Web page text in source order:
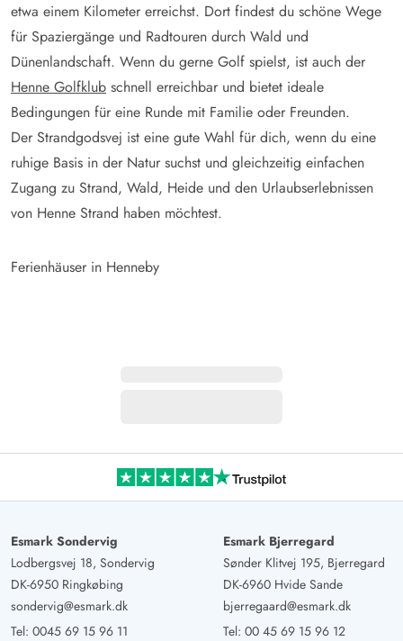
etwa einem Kilometer erreichst. Dort findest du schöne Wege
für Spaziergänge und Radtouren durch Wald und
Dünenlandschaft. Wenn du gerne Golf spielst, ist auch der
Henne Golfklub schnell erreichbar und bietet ideale
Bedingungen für eine Runde mit Familie oder Freunden.
Der Strandgodsvej ist eine gute Wahl für dich, wenn du eine
ruhige Basis in der Natur suchst und gleichzeitig einfachen
Zugang zu Strand, Wald, Heide und den Urlaubserlebnissen
von Henne Strand haben möchtest.
Ferienhäuser in Henneby
Esmark Sondervig
Lodbergsvej 18, Sondervig
DK-6950 Ringkøbing
sondervig@esmark.dk
Tel: 0045 69 15 96 11
Esmark Bjerregard
Sønder Klitvej 195, Bjerregard
DK-6960 Hvide Sande
bjerregaard@esmark.dk
Tel: 00 45 69 15 96 12